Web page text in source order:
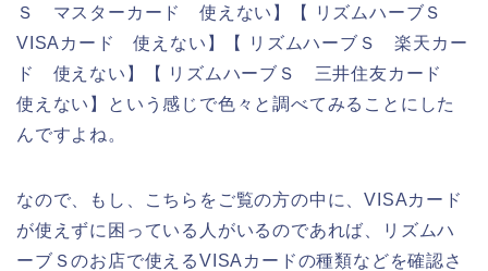
Ｓ マスターカード 使えない】【 リズムハーブＳ
VISAカード 使えない】【 リズムハーブＳ 楽天カー
ド 使えない】【 リズムハーブＳ 三井住友カード
使えない】という感じで色々と調べてみることにした
んですよね。
なので、もし、こちらをご覧の方の中に、VISAカード
が使えずに困っている人がいるのであれば、リズムハ
ーブＳのお店で使えるVISAカードの種類などを確認さ